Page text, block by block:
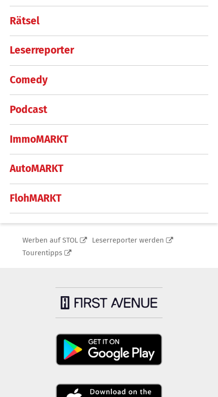
Rätsel
Leserreporter
Comedy
Podcast
ImmoMARKT
AutoMARKT
FlohMARKT
Werben auf STOL
Leserreporter werden
Tourentipps